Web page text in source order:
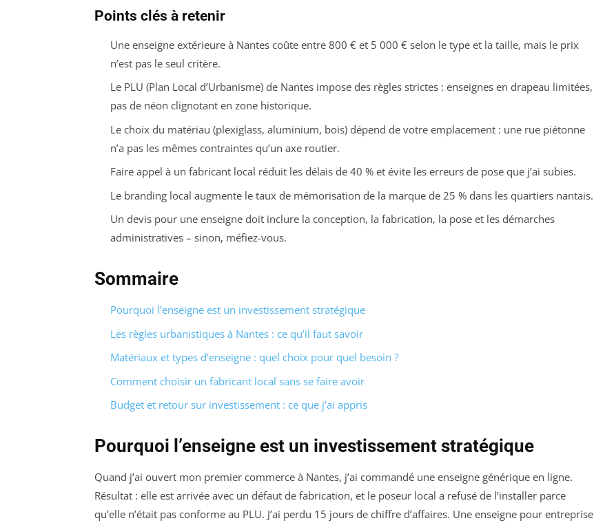
Points clés à retenir
Une enseigne extérieure à Nantes coûte entre 800 € et 5 000 € selon le type et la taille, mais le prix
n’est pas le seul critère.
Le PLU (Plan Local d’Urbanisme) de Nantes impose des règles strictes : enseignes en drapeau limitées,
pas de néon clignotant en zone historique.
Le choix du matériau (plexiglass, aluminium, bois) dépend de votre emplacement : une rue piétonne
n’a pas les mêmes contraintes qu’un axe routier.
Faire appel à un fabricant local réduit les délais de 40 % et évite les erreurs de pose que j’ai subies.
Le branding local augmente le taux de mémorisation de la marque de 25 % dans les quartiers nantais.
Un devis pour une enseigne doit inclure la conception, la fabrication, la pose et les démarches
administratives – sinon, méfiez-vous.
Sommaire
Pourquoi l’enseigne est un investissement stratégique
Les règles urbanistiques à Nantes : ce qu’il faut savoir
Matériaux et types d’enseigne : quel choix pour quel besoin ?
Comment choisir un fabricant local sans se faire avoir
Budget et retour sur investissement : ce que j’ai appris
Pourquoi l’enseigne est un investissement stratégique
Quand j’ai ouvert mon premier commerce à Nantes, j’ai commandé une enseigne générique en ligne.
Résultat : elle est arrivée avec un défaut de fabrication, et le poseur local a refusé de l’installer parce
qu’elle n’était pas conforme au PLU. J’ai perdu 15 jours de chiffre d’affaires. Une enseigne pour entreprise